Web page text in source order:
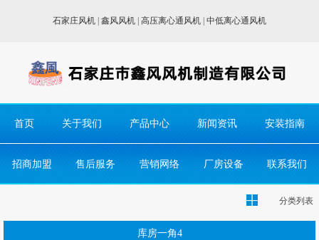
石家庄风机| 鑫风风机| 高压离心通风机| 中低离心通风机
首页 关于我们 产品中心 新闻资讯 安装指南
招商加盟 售后服务 营销网络 厂房设备 联系我们
分类列表
库房一角4